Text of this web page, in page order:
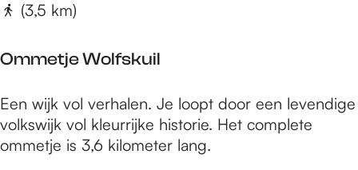
s
r
a
r
k
8
N
e
r
b
o
(3,5 km)
Ommetje Wolfskuil
O
m
m
Een wijk vol verhalen. Je loopt door een levendige
volkswijk vol kleurrijke historie. Het complete
ommetje is 3,6 kilometer lang.